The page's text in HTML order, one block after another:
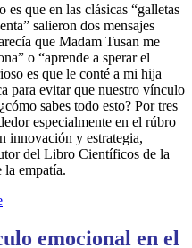
que en las clásicas “galletas
salieron dos mensajes
que Madam Tusan me
o “aprende a sperar el
es que le conté a mi hija
para evitar que nuestro vínculo
sabes todo esto? Por tres
especialmente en el rúbro
innovación y estrategia,
del Libro Científicos de la
la empatía.
emocional en el